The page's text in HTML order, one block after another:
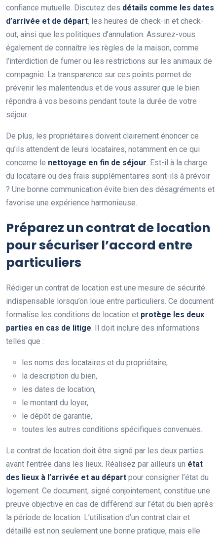
confiance mutuelle. Discutez des détails comme les dates
d’arrivée et de départ, les heures de check-in et check-
out, ainsi que les politiques d’annulation. Assurez-vous
également de connaître les règles de la maison, comme
l’interdiction de fumer ou les restrictions sur les animaux de
compagnie. La transparence sur ces points permet de
prévenir les malentendus et de vous assurer que le bien
répondra à vos besoins pendant toute la durée de votre
séjour.
De plus, les propriétaires doivent clairement énoncer ce
qu’ils attendent de leurs locataires, notamment en ce qui
concerne le nettoyage en fin de séjour. Est-il à la charge
du locataire ou des frais supplémentaires sont-ils à prévoir
? Une bonne communication évite bien des désagréments et
favorise une expérience harmonieuse.
Préparez un contrat de location
pour sécuriser l’accord entre
particuliers
Rédiger un contrat de location est une mesure de sécurité
indispensable lorsqu’on loue entre particuliers. Ce document
formalise les conditions de location et protège les deux
parties en cas de litige. Il doit inclure des informations
telles que :
les noms des locataires et du propriétaire,
la description du bien,
les dates de location,
le montant du loyer,
le dépôt de garantie,
toutes les autres conditions spécifiques convenues.
Le contrat de location doit être signé par les deux parties
avant l’entrée dans les lieux. Réalisez par ailleurs un état
des lieux à l’arrivée et au départ pour consigner l’état du
logement. Ce document, signé conjointement, constitue une
preuve objective en cas de différend sur l’état du bien après
la période de location. L’utilisation d’un contrat clair et
détaillé est non seulement une bonne pratique, mais elle